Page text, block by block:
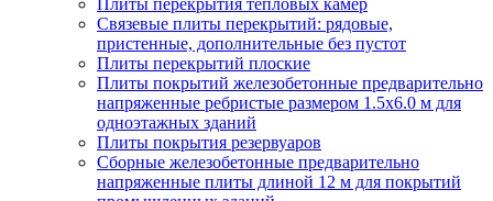
Плиты перекрытия тепловых камер
Связевые плиты перекрытий: рядовые,
пристенные, дополнительные без пустот
Плиты перекрытий плоские
Плиты покрытий железобетонные предварительно
напряженные ребристые размером 1.5х6.0 м для
одноэтажных зданий
Плиты покрытия резервуаров
Сборные железобетонные предварительно
напряженные плиты длиной 12 м для покрытий